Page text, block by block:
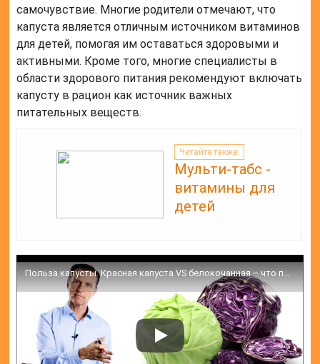
самочувствие. Многие родители отмечают, что
капуста является отличным источником витаминов
для детей, помогая им оставаться здоровыми и
активными. Кроме того, многие специалисты в
области здорового питания рекомендуют включать
капусту в рацион как источник важных
питательных веществ.
Читайте также:
Мульти-табс -
витамины для
детей
Польза капусты. Красная капуста VS белокочанная – что полезнее?